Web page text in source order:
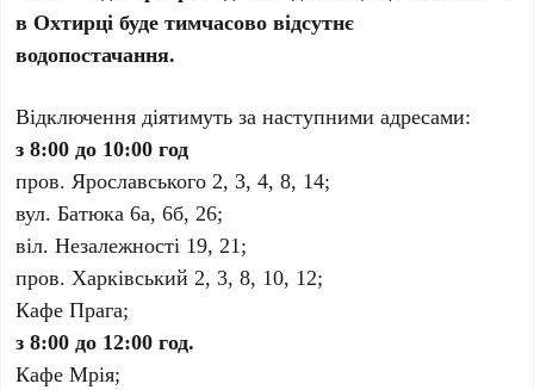
в Охтирці буде тимчасово відсутнє
водопостачання.
Відключення діятимуть за наступними адресами:
з 8:00 до 10:00 год
пров. Ярославського 2, 3, 4, 8, 14;
вул. Батюка 6а, 6б, 26;
віл. Незалежності 19, 21;
пров. Харківський 2, 3, 8, 10, 12;
Кафе Прага;
з 8:00 до 12:00 год.
Кафе Мрія;